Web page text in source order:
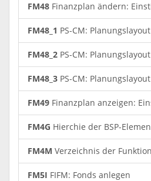
FM48 Finanzplan ändern:
FM48_1 PS-CM:
FM48_2 PS-CM:
FM48_3 PS-CM:
FM49 Finanzplan anzeigen:
FM4G Hierchie der BSP-
FM4M Verzeichnis der
FM5I FIFM: Fonds anlegen